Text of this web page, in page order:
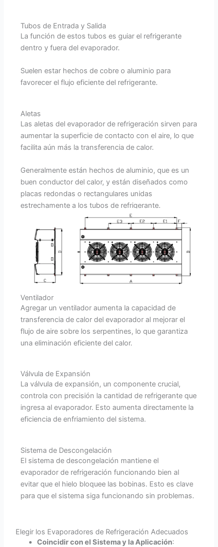
Tubos de Entrada y Salida
La función de estos tubos es guiar el refrigerante
dentro y fuera del evaporador.
Suelen estar hechos de cobre o aluminio para
favorecer el flujo eficiente del refrigerante.
Aletas
Las aletas del evaporador de refrigeración sirven para
aumentar la superficie de contacto con el aire, lo que
facilita aún más la transferencia de calor.
Generalmente están hechos de aluminio, que es un
buen conductor del calor, y están diseñados como
placas redondas o rectangulares unidas
estrechamente a los tubos de refrigerante.
Ventilador
Agregar un ventilador aumenta la capacidad de
transferencia de calor del evaporador al mejorar el
flujo de aire sobre los serpentines, lo que garantiza
una eliminación eficiente del calor.
Válvula de Expansión
La válvula de expansión, un componente crucial,
controla con precisión la cantidad de refrigerante que
ingresa al evaporador. Esto aumenta directamente la
eficiencia de enfriamiento del sistema.
Sistema de Descongelación
El sistema de descongelación mantiene el
evaporador de refrigeración funcionando bien al
evitar que el hielo bloquee las bobinas. Esto es clave
para que el sistema siga funcionando sin problemas.
Elegir los Evaporadores de Refrigeración Adecuados
Coincidir con el Sistema y la Aplicación: